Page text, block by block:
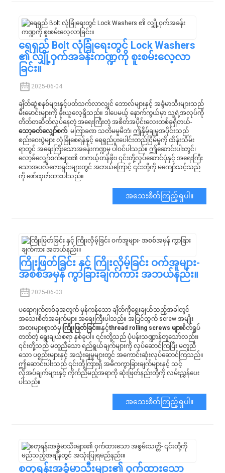
ရေရှည် Bolt လုံခြုံရေးတွင် Lock Washers
၏ လျှို့ဝှက်အခန်းကဏ္ဍကို စူးစမ်းလေ့လာ
ခြင်း။
2025-06-04
ချိတ်ဆွဲစနစ်များနှင့်ပတ်သက်လာလျှင် ဘောလ်များနှင့် အခွံမာသီးများသည်
မီးမောင်းများကို ခိုးယူလေ့ရှိသည်။ ဒါပေမယ့် နောက်ကွယ်မှာ သူ့ရဲ့အလုပ်ကို
တိတ်တဆိတ်လုပ်နေတဲ့ အရေးကြီးတဲ့ အစိတ်အပိုင်းလေးတစ်ခုရှိတယ်-
သော့ခတ်လျှော်စက်. မကြာခဏ သတိမမူမိဘဲ၊ ဤနှိမ့်ချမှုအပိုင်းသည်
စည်းဝေးပွဲများ လုံခြုံစေရန်နှင့် ရေရှည်ပူးပေါင်းတည်ငြိမ်မှုကို ထိန်းသိမ်း
ရာတွင် အရေးကြီးသောအခန်းကဏ္ဍမှ ပါဝင်ပါသည်။ ဤဆောင်းပါးတွင်၊
လော့ခ်လျှော်စက်များ၏ တကယ့်တန်ဖိုး၊ ၎င်းတို့လုပ်ဆောင်ပုံနှင့် အရေးကြီး
သောအပလီကေးရှင်းများတွင် အဘယ်ကြောင့် ၎င်းတို့ကို မကျော်သင့်သည်
ကို ဖော်ထုတ်ထားပါသည်။
အသေးစိတ်ကြည့်ရှုပါ။
ကြိုးဖြတ်ခြင်း နှင့် ကြိုးလှိမ့်ခြင်း ဝက်အူများ-
အစစ်အမှန် ကွာခြားချက်ကား အဘယ်နည်း။
2025-06-03
ပရောဂျက်တစ်ခုအတွက် မှန်ကန်သော ချိတ်ကိုရွေးချယ်သည့်အခါတွင်
အသေးစိတ်အချက်များ အရေးကြီးပါသည်။ အပြင်ထွက် screw အမျိုး
အစားများစွာထဲမှ၊ကြိုးဖြတ်ခြင်း။နှင့်thread rolling screws များစိတ်ရှုပ်
တတ်တဲ့ ရွေးချယ်စရာ နှစ်ခုပါ။ ၎င်းတို့သည် ပုံပန်းသဏ္ဍာန်တူသော်လည်း၊
၎င်းတို့သည် မတူညီသော ရည်ရွယ်ချက်များကို လုပ်ဆောင်ကြပြီး မတူညီ
သော ပစ္စည်းများနှင့် အသုံးချမှုများတွင် အကောင်းဆုံးလုပ်ဆောင်ကြသည်။
ဤဆောင်းပါးသည် ၎င်းတို့ကြားရှိ အဓိကကွာခြားချက်များနှင့် သင့်
လိုအပ်ချက်များနှင့် ကိုက်ညီမည့်အရာကို ဆုံးဖြတ်နည်းတို့ကို လမ်းညွှန်ပေး
ပါသည်။
အသေးစိတ်ကြည့်ရှုပါ။
စတုရန်းအခွံမာသီးများ၏ ဝှက်ထားသော